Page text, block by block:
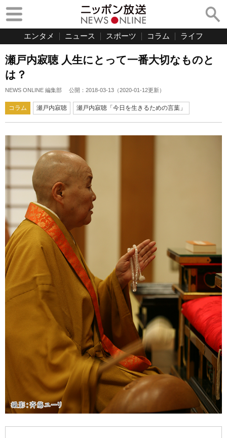
エンタメ ニュース スポーツ コラム ライフ
瀬戸内寂聴 人生にとって一番大切なものと
は？
NEWS ONLINE 編集部 公開： 2018-03-13 （2020-01-12更新）
コラム 瀬戸内寂聴 瀬戸内寂聴「今日を生きるための言葉」